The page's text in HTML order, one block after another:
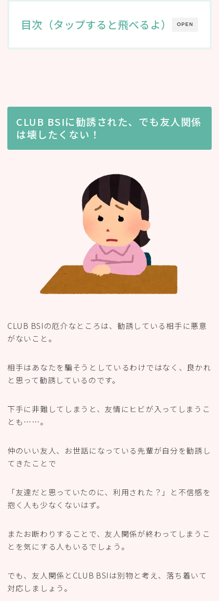
OPEN
目次（タップすると飛べるよ）
CLUB BSIに勧誘された、でも友人関係
は壊したくない！
CLUB BSIの厄介なところは、勧誘している相手に悪意
がないこと。
相手はあなたを騙そうとしているわけではなく、良かれ
と思って勧誘しているのです。
下手に非難してしまうと、友情にヒビが入ってしまうこ
とも……。
仲のいい友人、お世話になっている先輩が自分を勧誘し
てきたことで
「友達だと思っていたのに、利用された？」と不信感を
抱く人も少なくないはず。
またお断わりすることで、友人関係が終わってしまうこ
とを気にする人もいるでしょう。
でも、友人関係とCLUB BSIは別物と考え、落ち着いて
対応しましょう。